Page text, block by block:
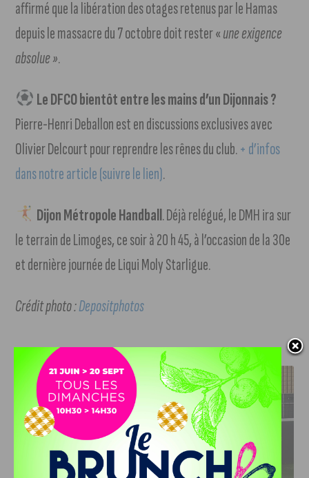
affirmé que la libération des otages retenus par le Hamas
depuis le massacre du 7 octobre doit rester «une exigence
absolue ».
Le DFCO bientôt entre les mains d’un Dijonnais ?
Pierre-Henri Deballon est en discussions exclusives avec
Olivier Delcourt pour reprendre les rênes du club.+ d’infos
dans notre article (suivre le lien).
Dijon Métropole Handball. Déjà relégué, le DMH ira sur
le terrain de Limoges, ce soir à 20 h 45, à l’occasion de la 30e
et dernière journée de Liqui Moly Starligue.
Crédit photo :Depositphotos
J'AIME LE DFCO